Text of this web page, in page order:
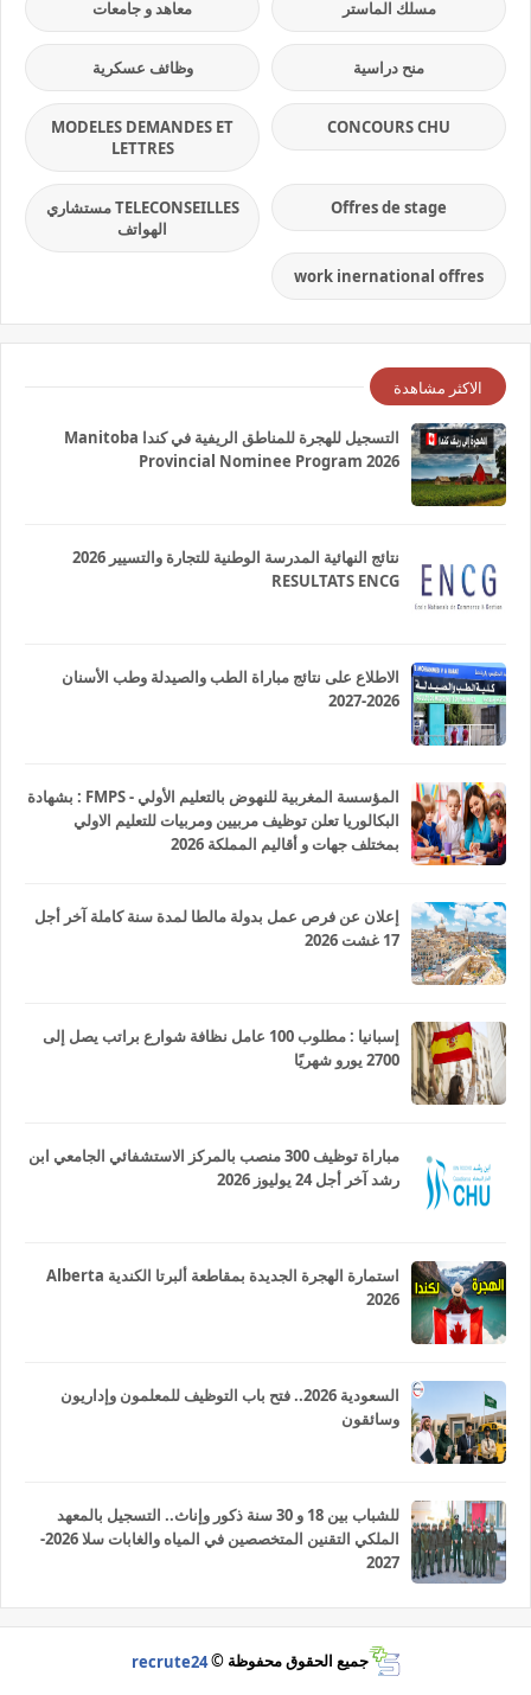
مسلك الماستر معاهد و جامعات
منح دراسية وظائف عسكرية
CONCOURS CHU
MODELES DEMANDES ET
LETTRES
Offres de stage
TELECONSEILLES مستشاري
الهواتف
work inernational offres
الاكثر مشاهدة
التسجيل للهجرة للمناطق الريفية في كندا Manitoba
Provincial Nominee Program 2026
نتائج النهائية المدرسة الوطنية للتجارة والتسيير 2026
RESULTATS ENCG
الاطلاع على نتائج مباراة الطب والصيدلة وطب الأسنان
2026-2027
المؤسسة المغربية للنهوض بالتعليم الأولي - FMPS : بشهادة
البكالوريا تعلن توظيف مربيين ومربيات للتعليم الاولي
بمختلف جهات و أقاليم المملكة 2026
إعلان عن فرص عمل بدولة مالطا لمدة سنة كاملة آخر أجل
17 غشت 2026
إسبانيا : مطلوب 100 عامل نظافة شوارع براتب يصل إلى
2700 يورو شهريًا
مباراة توظيف 300 منصب بالمركز الاستشفائي الجامعي ابن
رشد آخر أجل 24 يوليوز 2026
استمارة الهجرة الجديدة بمقاطعة ألبرتا الكندية Alberta
2026
السعودية 2026.. فتح باب التوظيف للمعلمون وإداريون
وسائقون
للشباب بين 18 و 30 سنة ذكور وإناث.. التسجيل بالمعهد
الملكي التقنين المتخصصين في المياه والغابات سلا 2026-
2027
جميع الحقوق محفوظة ©recrute24